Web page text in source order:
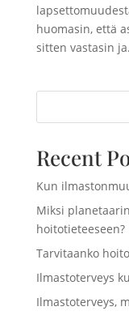
huomasin, että
sitten vastasin
Recent
Kun
Miksi
hoitotieteeseen?
Tarvitaanko
Ilmastoterveys
Ilmastoterveys,